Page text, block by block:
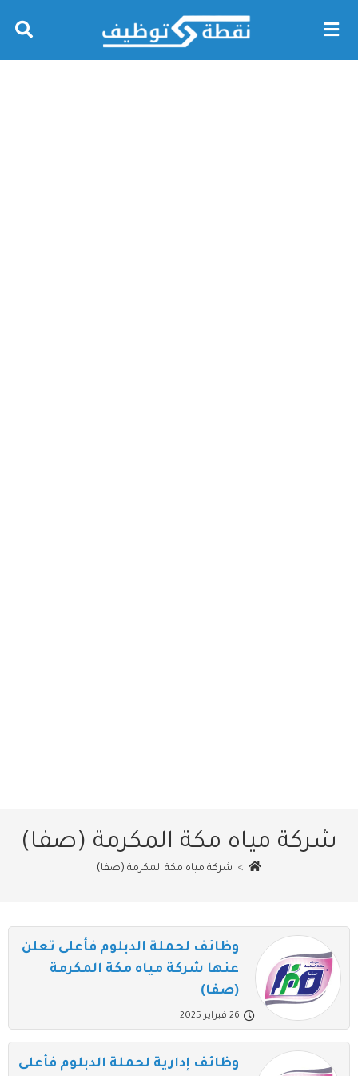
شركة مياه مكة المكرمة (صفا)
> شركة مياه مكة المكرمة (صفا)
وظائف لحملة الدبلوم فأعلى تعلن
عنها شركة مياه مكة المكرمة
(صفا)
26 فبراير 2025
وظائف إدارية لحملة الدبلوم فأعلى